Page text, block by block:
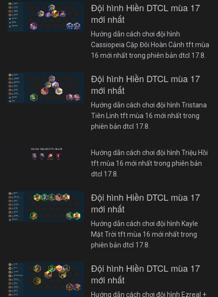
Đội hình Hiền DTCL mùa 17
mới nhất
Hướng dẫn cách chơi đội hình
Cassiopeia Cặp Đôi Hoàn Cảnh tft mùa
16 mới nhất trong phiên bản dtcl 17.8.
Đội hình Hiền DTCL mùa 17
mới nhất
Hướng dẫn cách chơi đội hình Tristana
Tiên Linh tft mùa 16 mới nhất trong
phiên bản dtcl 17.8.
Hướng dẫn cách chơi đội hình Triệu Hồi
tft mùa 16 mới nhất trong phiên bản
dtcl 17.8.
Đội hình Hiền DTCL mùa 17
mới nhất
Hướng dẫn cách chơi đội hình Kayle
Mặt Trời tft mùa 16 mới nhất trong
phiên bản dtcl 17.8.
Đội hình Hiền DTCL mùa 17
mới nhất
Hướng dẫn cách chơi đội hình Ezreal +